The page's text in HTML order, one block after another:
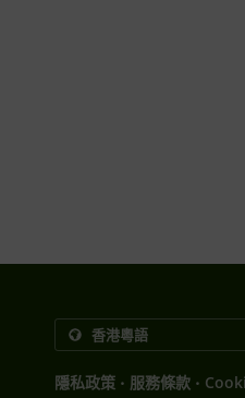
隱私政策 . 服務條款 .